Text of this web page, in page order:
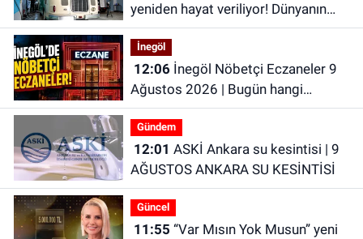
yeniden hayat veriliyor! Dünyanın
dört bir yanına gönderiliyor
İnegöl
12:06İnegöl Nöbetçi Eczaneler 9
Ağustos 2026 | Bugün hangi
eczaneler nöbetçi?
Gündem
12:01
AĞUSTOS ANKARA SU KESİNTİSİ
Güncel
11:55